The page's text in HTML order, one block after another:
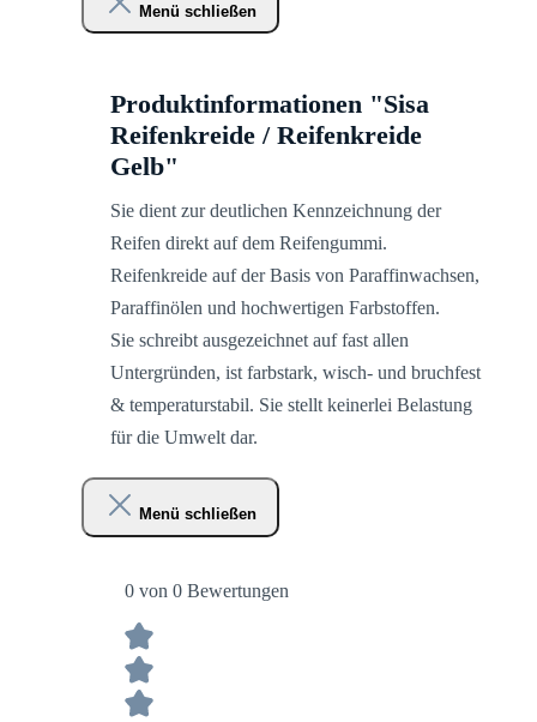
Menü schließen
Produktinformationen "Sisa
Reifenkreide / Reifenkreide
Gelb"
Sie dient zur deutlichen Kennzeichnung der
Reifen direkt auf dem Reifengummi.
Reifenkreide auf der Basis von Paraffinwachsen,
Paraffinölen und hochwertigen Farbstoffen.
Sie schreibt ausgezeichnet auf fast allen
Untergründen, ist farbstark, wisch- und bruchfest
& temperaturstabil. Sie stellt keinerlei Belastung
für die Umwelt dar.
Menü schließen
0 von 0 Bewertungen